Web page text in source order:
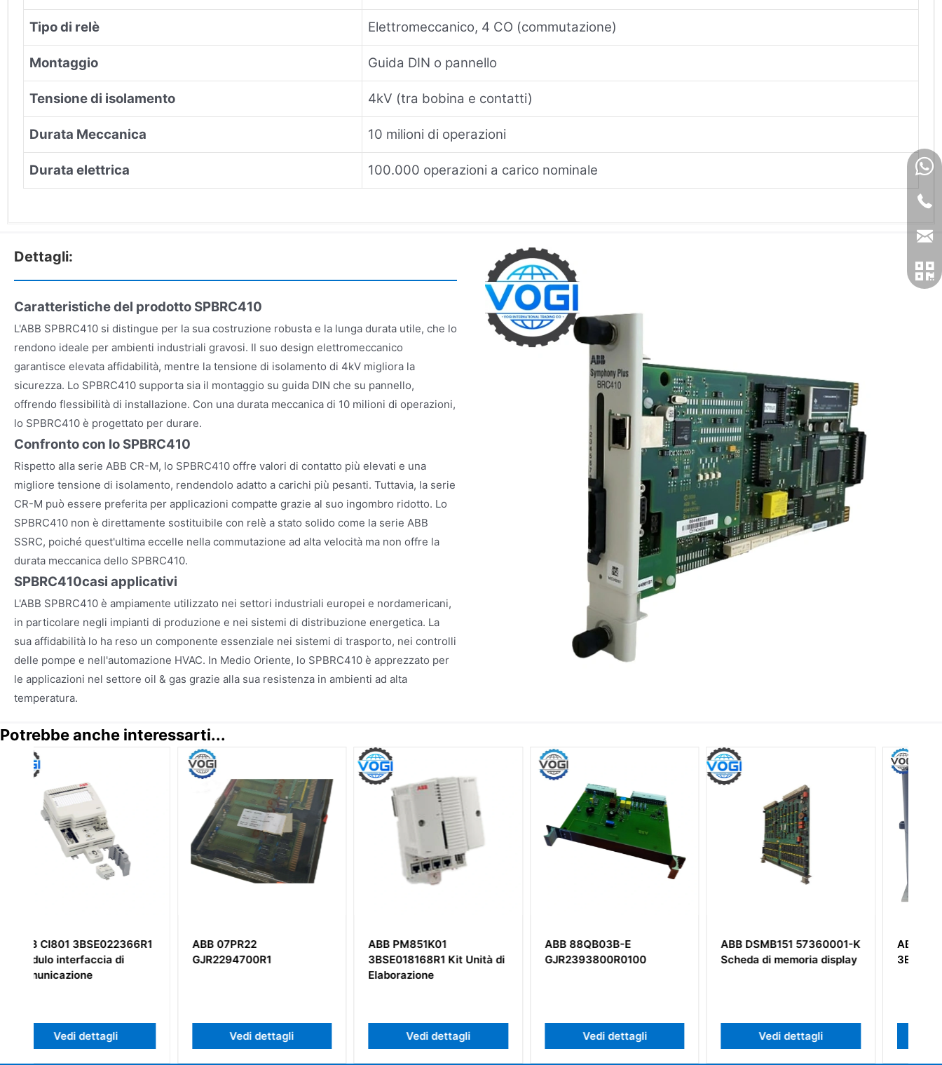
Tipo di relè Elettromeccanico, 4 CO (commutazione)
Montaggio Guida DIN o pannello
Tensione di isolamento 4kV (tra bobina e contatti)
Durata Meccanica 10 milioni di operazioni
Durata elettrica 100.000 operazioni a carico nominale
Dettagli:
Caratteristiche del prodotto SPBRC410
L'ABB SPBRC410 si distingue per la sua costruzione robusta e la lunga durata utile, che lo
rendono ideale per ambienti industriali gravosi. Il suo design elettromeccanico
garantisce elevata affidabilità, mentre la tensione di isolamento di 4kV migliora la
sicurezza. Lo SPBRC410 supporta sia il montaggio su guida DIN che su pannello,
offrendo flessibilità di installazione. Con una durata meccanica di 10 milioni di operazioni,
lo SPBRC410 è progettato per durare.
Confronto con lo SPBRC410
Rispetto alla serie ABB CR-M, lo SPBRC410 offre valori di contatto più elevati e una
migliore tensione di isolamento, rendendolo adatto a carichi più pesanti. Tuttavia, la serie
CR-M può essere preferita per applicazioni compatte grazie al suo ingombro ridotto. Lo
SPBRC410 non è direttamente sostituibile con relè a stato solido come la serie ABB
SSRC, poiché quest'ultima eccelle nella commutazione ad alta velocità ma non offre la
durata meccanica dello SPBRC410.
SPBRC410casi applicativi
L'ABB SPBRC410 è ampiamente utilizzato nei settori industriali europei e nordamericani,
in particolare negli impianti di produzione e nei sistemi di distribuzione energetica. La
sua affidabilità lo ha reso un componente essenziale nei sistemi di trasporto, nei controlli
delle pompe e nell'automazione HVAC. In Medio Oriente, lo SPBRC410 è apprezzato per
le applicazioni nel settore oil & gas grazie alla sua resistenza in ambienti ad alta
temperatura.
Potrebbe anche interessarti...
ABB 07PR22
GJR2294700R1
Vedi dettagli
ABB PM851K01
3BSE018168R1 Kit Unità di
Vedi dettagli
ABB 88QB03B-E
GJR2393800R0100
Vedi dettagli
ABB DSMB151 57360001-K
Scheda di memoria display
Vedi dettagli
ABB IPS21-24V-35
3BHE032593R001
Vedi dettagli